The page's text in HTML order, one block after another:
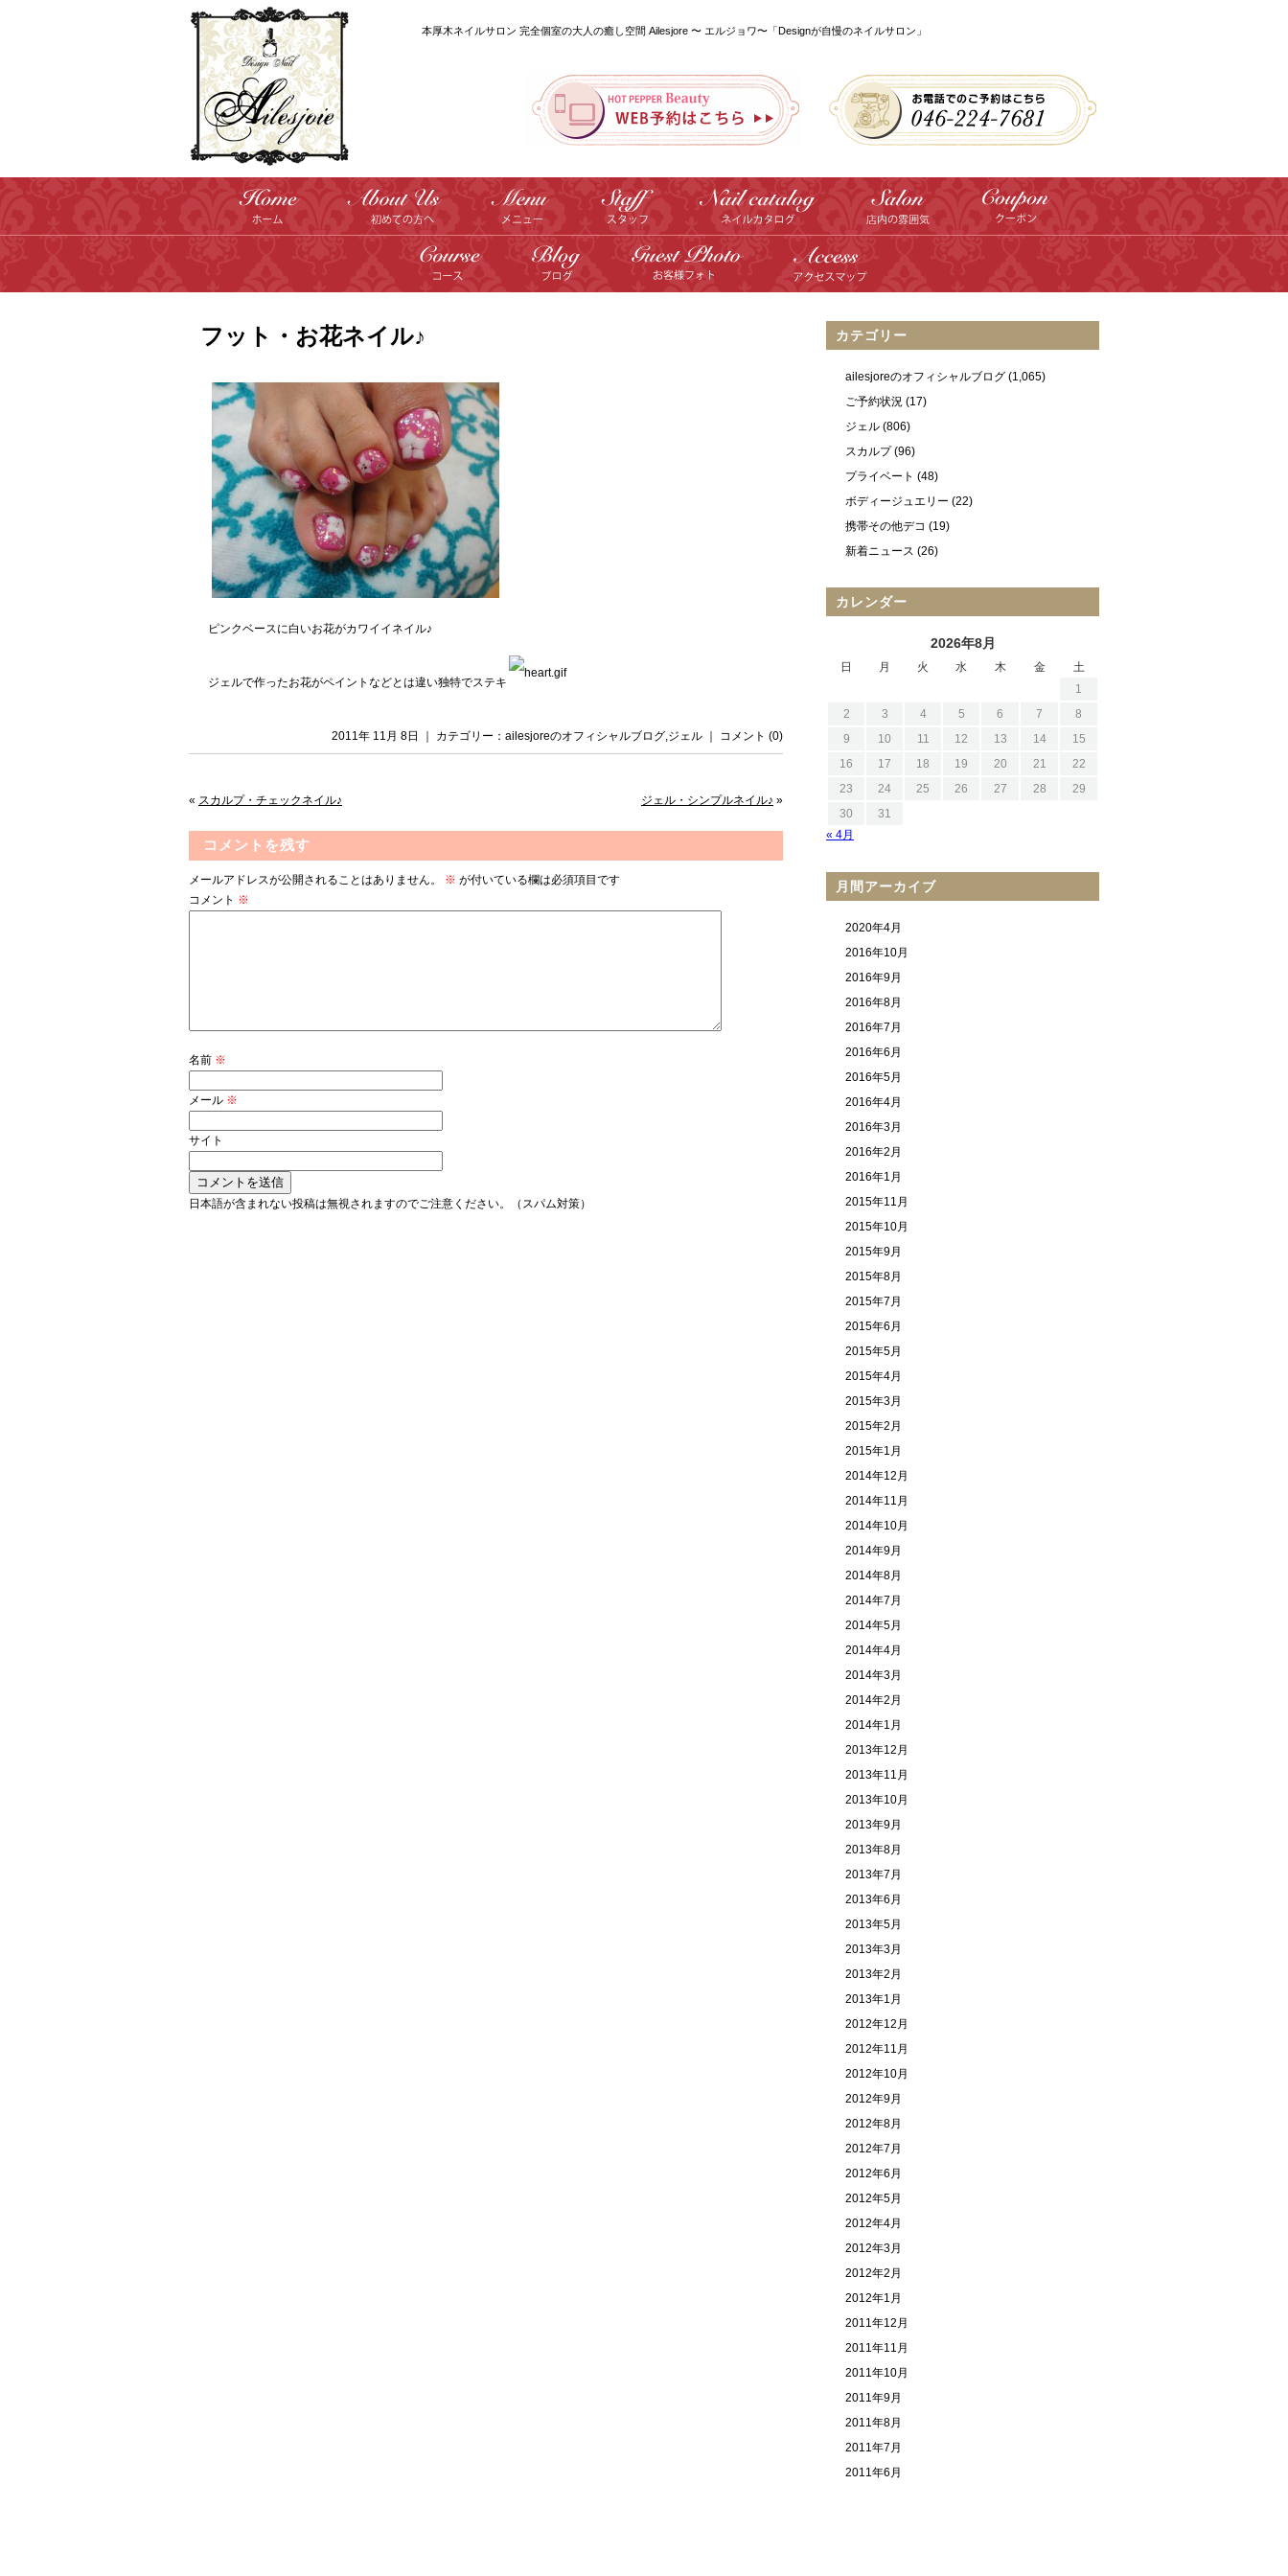
本厚木ネイルサロン 完全個室の大人の癒し空間 Ailesjore 〜 エルジョワ〜「Designが自慢のネイルサロン」
フット・お花ネイル♪
ピンクベースに白いお花がカワイイネイル♪
ジェルで作ったお花がペイントなどとは違い独特でステキ
2011年 11月 8日 ｜ カテゴリー： ailesjoreのオフィシャルブログ,ジェル コメント (0)
« スカルプ・チェックネイル♪ ジェル・シンプルネイル♪ »
コメントを残す
メールアドレスが公開されることはありません。 ※ が付いている欄は必須項目です
コメント ※
名前 ※
メール ※
サイト
日本語が含まれない投稿は無視されますのでご注意ください。（スパム対策）
カテゴリー
ailesjoreのオフィシャルブログ (1,065)
ご予約状況 (17)
ジェル (806)
スカルプ(96)
プライベート (48)
ボディージュエリー (22)
携帯その他デコ (19)
新着ニュース (26)
カレンダー
2026年8月
日 月 火 水 木 金
土
1
2
3 4 5 6 7
8
9
10 11 12 13 14
15
16
17 18 19 20 21
22
23
24 25 26 27 28
29
30
31
« 4月
月間アーカイブ
2020年4月
2016年10月
2016年9月
2016年8月
2016年7月
2016年6月
2016年5月
2016年4月
2016年3月
2016年2月
2016年1月
2015年11月
2015年10月
2015年9月
2015年8月
2015年7月
2015年6月
2015年5月
2015年4月
2015年3月
2015年2月
2015年1月
2014年12月
2014年11月
2014年10月
2014年9月
2014年8月
2014年7月
2014年5月
2014年4月
2014年3月
2014年2月
2014年1月
2013年12月
2013年11月
2013年10月
2013年9月
2013年8月
2013年7月
2013年6月
2013年5月
2013年3月
2013年2月
2013年1月
2012年12月
2012年11月
2012年10月
2012年9月
2012年8月
2012年7月
2012年6月
2012年5月
2012年4月
2012年3月
2012年2月
2012年1月
2011年12月
2011年11月
2011年10月
2011年9月
2011年8月
2011年7月
2011年6月